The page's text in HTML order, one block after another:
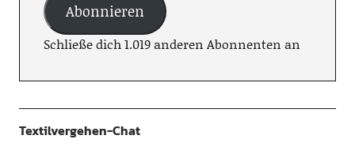
Abonnieren
Schließe dich 1.019 anderen Abonnenten an
Textilvergehen-Chat